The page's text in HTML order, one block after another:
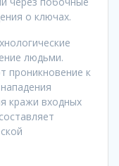
о ключах.
людьми.
проникновение к
кражи входных